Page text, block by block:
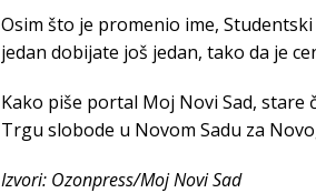
Osim što je promenio ime,
jedan dobijate još jedan, tako da je
Kako piše portal Moj Novi Sad, stare
Trgu slobode u Novom Sadu za
Izvori: Ozonpress/Moj Novi Sad